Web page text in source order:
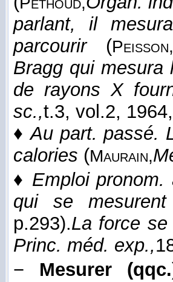
parlant, il
parcourir(
Bragg qui mesura
de rayons X
sc.,t.3, vol.2, 1964
♦Au part. passé.
calories (Maurain,
♦ Emploi
qui se
p.293).La force
Princ. méd. exp.,
− Mesurer